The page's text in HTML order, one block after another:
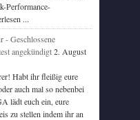
Performance-
...
- Geschlossene
angekündigt2. August
Habt ihr fleißig eure
auch mal so nebenbei
lädt euch ein, eure
zu stellen indem ihr an